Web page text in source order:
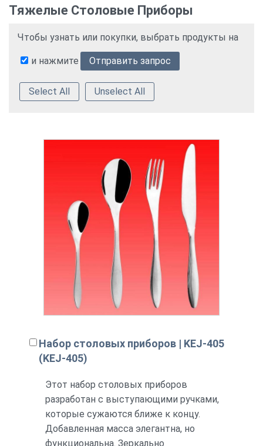
Тяжелые Столовые Приборы
Чтобы узнать или покупки, выбрать продукты на
и нажмите
Select All Unselect All
Набор столовых приборов | KEJ-405
(KEJ-405)
Этот набор столовых приборов
разработан с выступающими ручками,
которые сужаются ближе к концу.
Добавленная масса элегантна, но
функциональна. Зеркально